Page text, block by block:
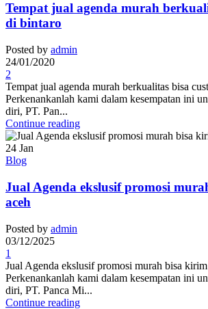
Tempat jual agenda murah
di bintaro
Posted by admin
24/01/2020
2
Tempat jual agenda murah berkualitas bisa
Perkenankanlah kami dalam kesempatan ini
diri, PT. Pan...
Continue reading
24 Jan
Blog
Jual Agenda ekslusif promosi
aceh
Posted by admin
03/12/2025
1
Jual Agenda ekslusif promosi murah bisa
Perkenankanlah kami dalam kesempatan ini
diri, PT. Panca Mi...
Continue reading